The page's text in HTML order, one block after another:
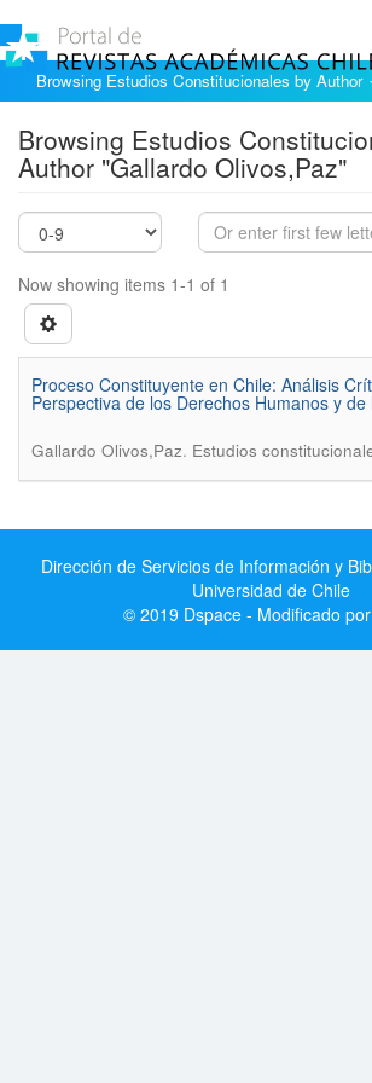
Browsing Estudios Constitucionales by Author
Browsing Estudios
Author "Gallardo Olivos,Paz"
Now showing items 1-1 of 1
Proceso Constituyente en Chile: Análisis
Perspectiva de los Derechos Humanos y
Gallardo Olivos,Paz. Estudios
Dirección de Servicios de Información y
Universidad de Chile
© 2019 Dspace - Modificado